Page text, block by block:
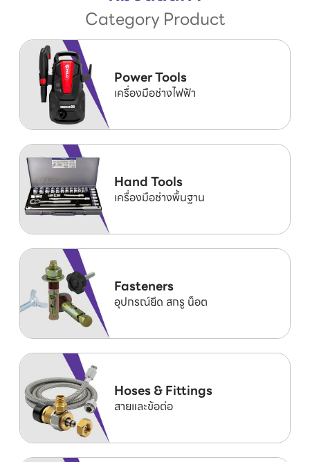
Category Product
Power Tools
เครื่องมือช่างไฟฟ้า
Hand Tools
เครื่องมือช่างพื้นฐาน
Fasteners
อุปกรณ์ยึด สกรู น็อต
Hoses & Fittings
สายและข้อต่อ